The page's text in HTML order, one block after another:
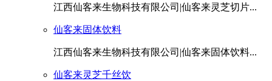
江西仙客来生物科技有限公司|仙客来灵芝切片...
仙客来固体饮料
江西仙客来生物科技有限公司|仙客来固体饮料...
仙客来灵芝千丝饮